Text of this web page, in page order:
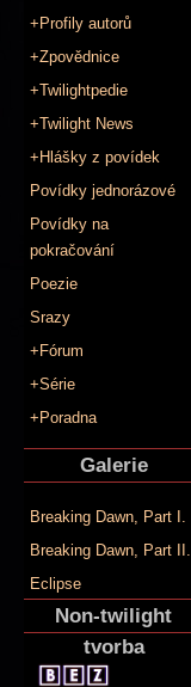
+Profily autorů
+Zpovědnice
+Twilightpedie
+Twilight News
+Hlášky z povídek
Povídky jednorázové
Povídky na
pokračování
Poezie
Srazy
+Fórum
+Série
+Poradna
Galerie
Breaking Dawn, Part I.
Breaking Dawn, Part II.
Eclipse
Non-twilight
tvorba